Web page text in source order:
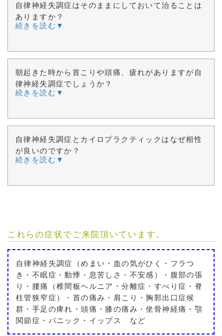
自律神経失調症はそのままにしておいて治ることは
ありますか？
続きを読む▼
朝起きた時から首こりや頭痛、疲れがありますが自
律神経失調症でしょうか？
続きを読む▼
自律神経失調症とカイロプラクティックはなぜ相性
が良いのですか？
続きを読む▼
これらの症状でご来院頂いています。
自律神経失調症（めまい・血の気がひく・フラつ
き・不眠症・動悸・息苦しさ・不安感）・腹部の張
り・腰痛（椎間板ヘルニア・分離症・すべり症・脊
柱管狭窄症）・首の痛み・肩こり・胸郭出口症候
群・手足の痺れ・頭痛・膝の痛み・坐骨神経痛・顎
関節症・パニック・イップス など